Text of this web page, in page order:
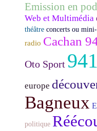
Emission en
Web et Multimédia
théâtre concerts ou
radio Cachan
Oto Sport
europe
Bagneux
politique